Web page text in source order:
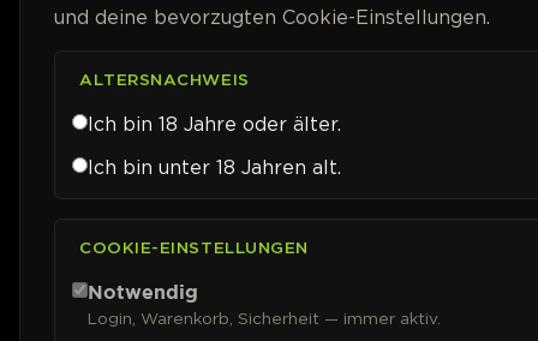
und deine bevorzugten Cookie-Einstellungen.
ALTERSNACHWEIS
Ich bin 18 Jahre oder älter.
Ich bin unter 18 Jahren alt.
COOKIE-EINSTELLUNGEN
Notwendig
Login, Warenkorb, Sicherheit — immer aktiv.